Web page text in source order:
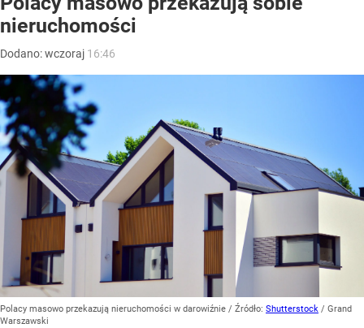
nieruchomości
Dodano:wczoraj 16:46
Polacy masowo przekazują nieruchomości w darowiźnie / Źródło: Shutterstock / Grand
Warszawski